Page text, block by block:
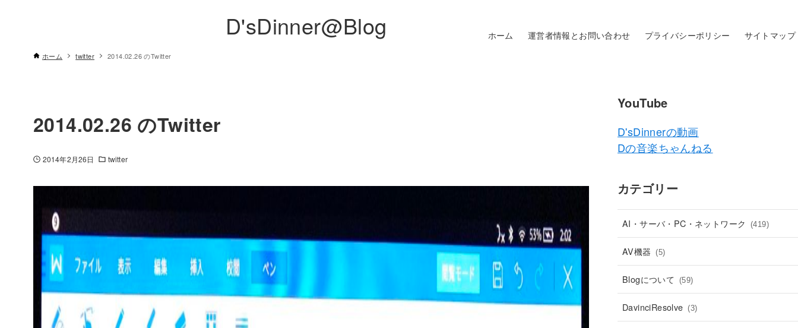
D'sDinner@Blog ホーム 運営者情報とお問い合わせ プライバシーポリシー サイトマップ
ホーム twitter 2014.02.26 のTwitter
2014.02.26 のTwitter
2014年2月26日 twitter
YouTube
D'sDinnerの動画
Dの音楽ちゃんねる
カテゴリー
AI・サーバ・PC・ネットワーク (419)
AV機器 (5)
Blogについて (59)
DavinciResolve (3)